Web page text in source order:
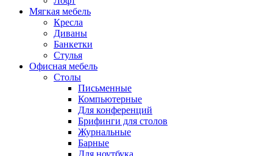
Мягкая мебель
Кресла
Диваны
Банкетки
Стулья
Офисная мебель
Столы
Письменные
Компьютерные
Для конференций
Брифинги для столов
Журнальные
Барные
Для ноутбука